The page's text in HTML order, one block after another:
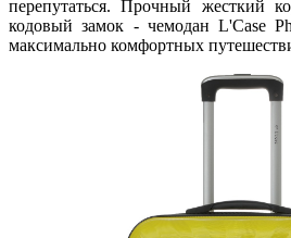
перепутаться. Прочный жесткий
кодовый замок - чемодан L'Case
максимально комфортных